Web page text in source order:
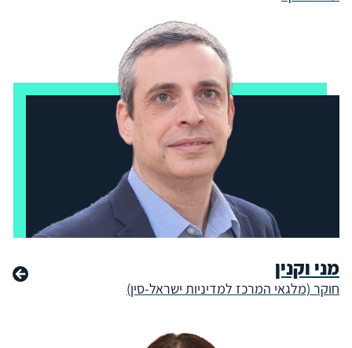
מני וקנין
חוקר (מלגאי המרכז למדיניות ישראל-סין)